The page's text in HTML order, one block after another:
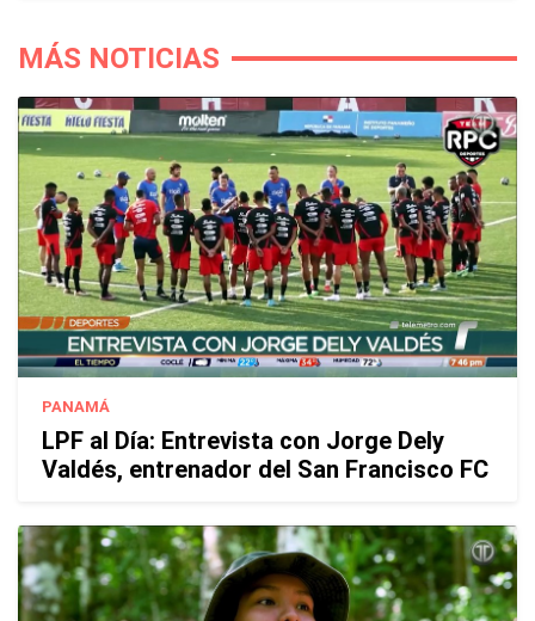
MÁS NOTICIAS
PANAMÁ
LPF al Día: Entrevista con Jorge Dely
Valdés, entrenador del San Francisco FC